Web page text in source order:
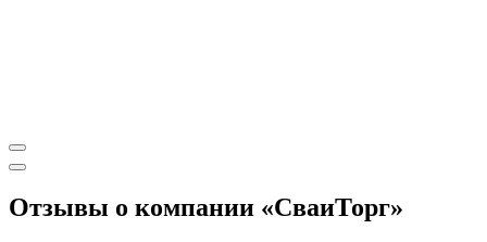
Отзывы о компании «СваиТорг»